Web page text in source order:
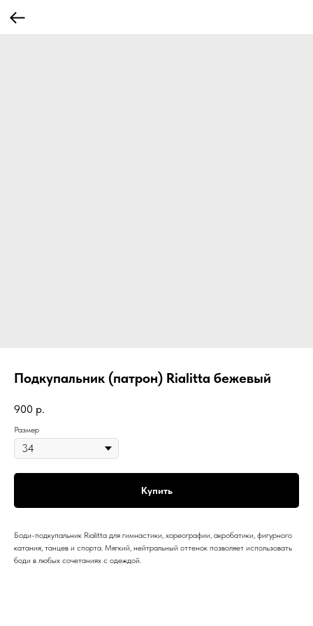
Подкупальник (патрон) Rialitta бежевый
900 р.
Размер
Купить
Боди-подкупальник Rialitta для гимнастики, хореографии, акробатики, фигурного
катания, танцев и спорта. Мягкий, нейтральный оттенок позволяет использовать
боди в любых сочетаниях с одеждой.